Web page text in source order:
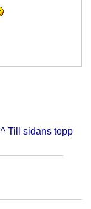
^ Till sidans topp